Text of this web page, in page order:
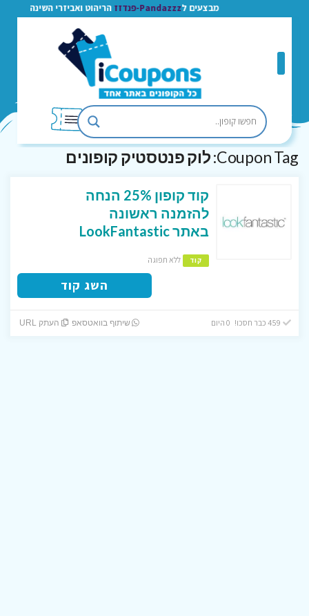
מבצעים לPandazzz-פנדזז הריהוט ואביזרי השינה
Coupon Tag: לוק פנטסטיק קופונים
קוד קופון 25% הנחה
להזמנה ראשונה
באתר LookFantastic
קוד ללא תפוגה
השג קוד
שיתוף בוואטסאפ העתק URL